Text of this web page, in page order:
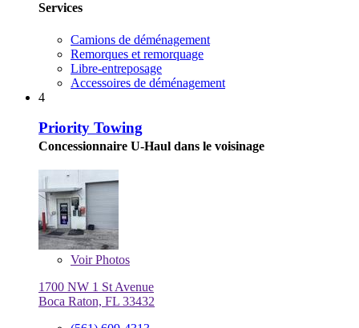
Services
Camions de déménagement
Remorques et remorquage
Libre-entreposage
Accessoires de déménagement
4
Priority Towing
Concessionnaire U-Haul dans le voisinage
VoirPhotos
1700 NW 1 St Avenue
Boca Raton, FL 33432